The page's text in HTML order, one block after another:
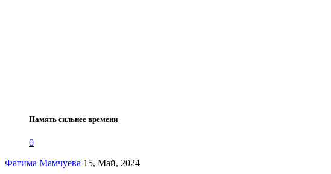
Память сильнее времени
0
Фатима Мамчуева 15, Май, 2024